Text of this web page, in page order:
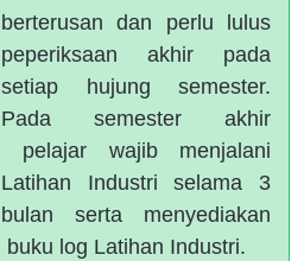
berterusan dan perlu lulus
peperiksaan akhir pada
setiap hujung semester.
Pada semester akhir
pelajar wajib menjalani
Latihan Industri selama 3
bulan serta menyediakan
buku log Latihan Industri.